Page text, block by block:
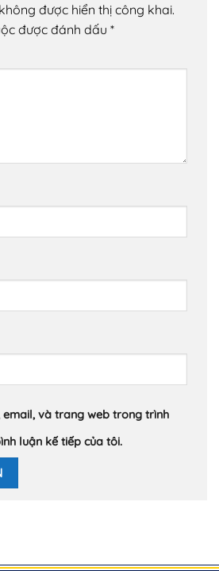
được hiển thị công khai.
được đánh dấu *
email, và trang web trong trình
luận kế tiếp của tôi.